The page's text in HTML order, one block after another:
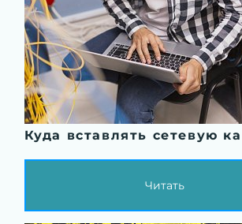
Куда вставлять сетевую
Читать